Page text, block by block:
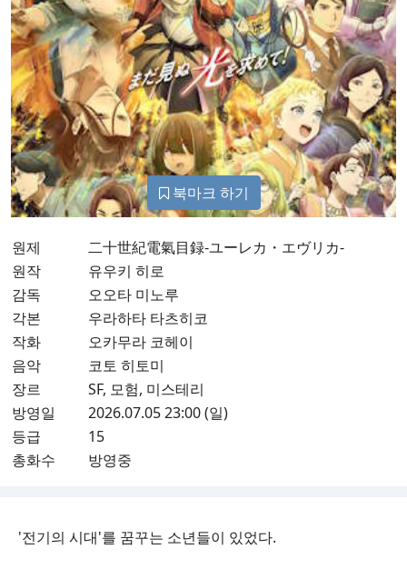
북마크 하기
원제
二十世紀電氣目録-ユーレカ・エヴリカ-
원작
유우키 히로
감독
오오타 미노루
각본
우라하타 타츠히코
작화
오카무라 코헤이
음악
코토 히토미
장르
SF, 모험, 미스테리
방영일
2026.07.05 23:00 (일)
등급
15
총화수
방영중
'전기의 시대'를 꿈꾸는 소년들이 있었다.